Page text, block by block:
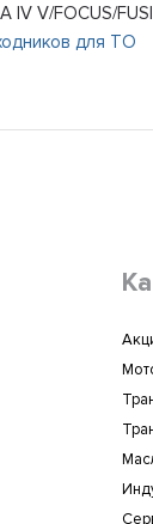
IV V/FOCUS/
для ТО